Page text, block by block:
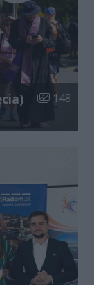
Liczba
148